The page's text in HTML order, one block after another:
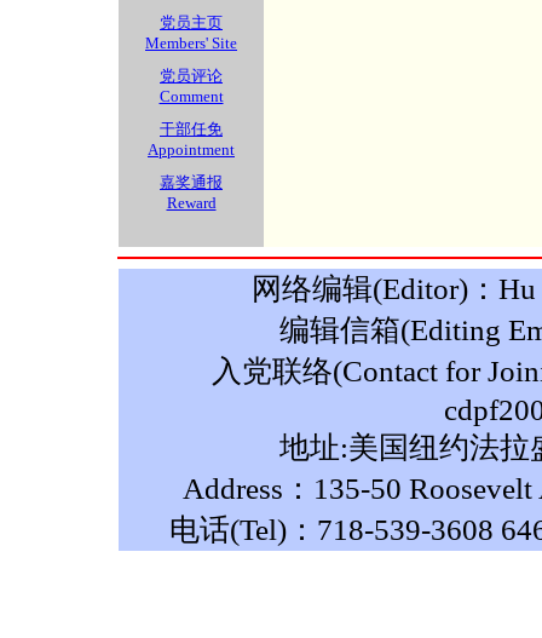
党员主页
Members' Site
党员评论
Comment
干部任免
Appointment
嘉奖通报
Reward
网络编辑(Editor)：
编辑信箱(Editing
入党联络(Contact for
地址:美国纽约法拉
Address：135-50
电话(Tel)：718-539-3608